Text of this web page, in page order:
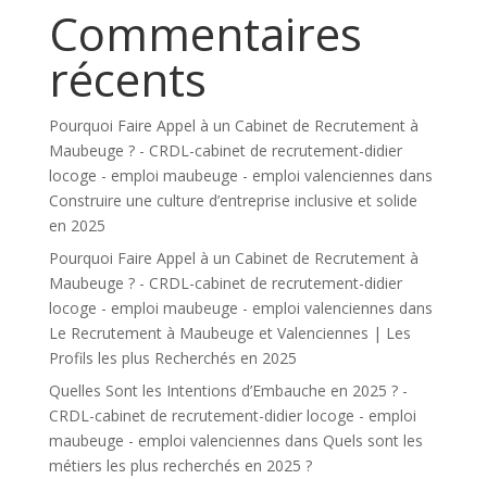
Commentaires
récents
Pourquoi Faire Appel à un Cabinet de Recrutement à
Maubeuge ? - CRDL-cabinet de recrutement-didier
locoge - emploi maubeuge - emploi valenciennes dans
Construire une culture d’entreprise inclusive et solide
en 2025
Pourquoi Faire Appel à un Cabinet de Recrutement à
Maubeuge ? - CRDL-cabinet de recrutement-didier
locoge - emploi maubeuge - emploi valenciennes dans
Le Recrutement à Maubeuge et Valenciennes | Les
Profils les plus Recherchés en 2025
Quelles Sont les Intentions d’Embauche en 2025 ? -
CRDL-cabinet de recrutement-didier locoge - emploi
maubeuge - emploi valenciennes dans Quels sont les
métiers les plus recherchés en 2025 ?